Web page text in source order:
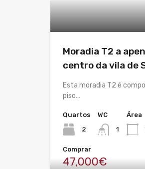
Moradia T2 a
centro da vila de
Esta moradia T2 é
piso…
Quartos
2
WC
1
Área
Comprar
47,000€